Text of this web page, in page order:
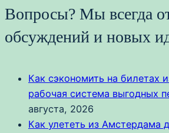
Вопросы? Мы всегда
обсуждений и новых
Как сэкономить на билетах
рабочая система выгодных
августа, 2026
Как улететь из Амстердама